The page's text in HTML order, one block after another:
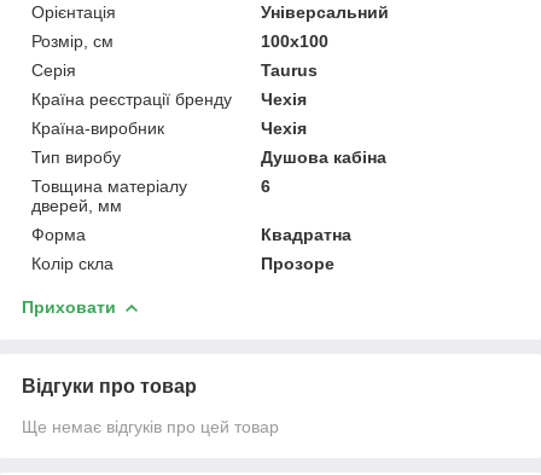
Орієнтація
Універсальний
Розмір, см
100x100
Серія
Taurus
Країна реєстрації бренду
Чехія
Країна-виробник
Чехія
Тип виробу
Душова кабіна
Товщина матеріалу
дверей, мм
6
Форма
Квадратна
Колір скла
Прозоре
Приховати
Відгуки про товар
Ще немає відгуків про цей товар